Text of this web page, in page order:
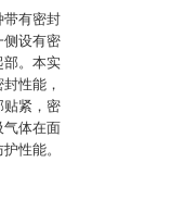
带有密封
侧设有密
部。本实
性能，
贴紧，密
气体在面
性能。